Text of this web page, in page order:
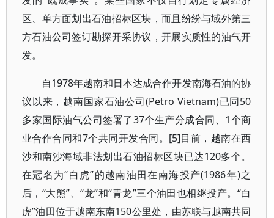
区、单方面划出石油招标区块，而且纷纷与域外第三
方石油公司签订勘探开采协议，开展实质性的油气开
发。
自1978年越南和日本达成合作开发南海石油的协
议以来，越南国家石油公司(Petro Vietnam)已同50
多家国际油气公司签署了37个生产分成合同、1个商
业合作合同和7个共同开发合同。[5]目前，越南在西
沙和南沙海域非法划出石油招标区块已达120多个。
在冠名为“白虎”的越南油田在南海投产(1986年)之
后，“大熊”、“龙”和“青龙”三个油田也相继投产。“白
虎”油田位于越南东南150公里处，由苏联与越南共同